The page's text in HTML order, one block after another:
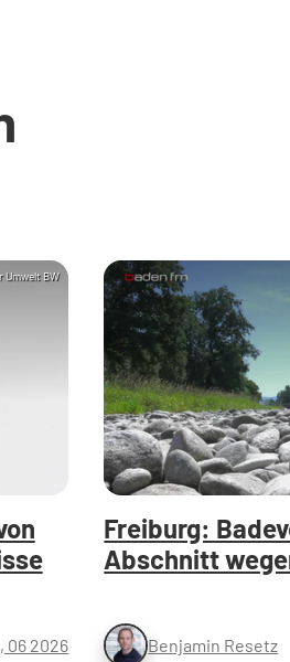
Umwelt BW
06 2026
Freiburg:
Abschnitt
Benjamin Resetz